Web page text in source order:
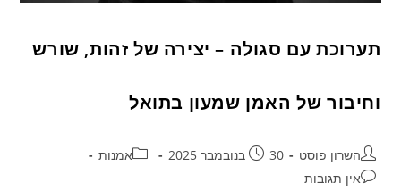
תערוכת עם סגולה – יצירה של זהות, שורש
וחיבור של האמן שמעון בתואל
השרון פוסט 30 בנובמבר 2025
אמנות
אין תגובות